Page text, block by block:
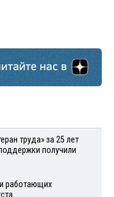
труда» за 25 лет
получили
работающих